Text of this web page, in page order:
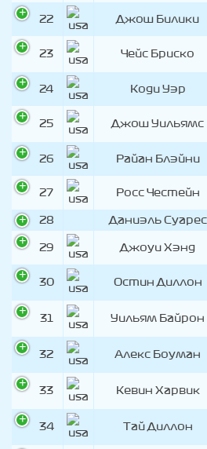
22 Джош Билики
23 Чейс Бриско
24 Коди Уэр
25 Джош Уильямс
26 Райан Блэйни
27 Росс Честейн
28 Даниэль Суарес
29 Джоуи Хэнд
30 Остин Диллон
31 Уильям Байрон
32 Алекс Боуман
33 Кевин Харвик
34 Тай Диллон